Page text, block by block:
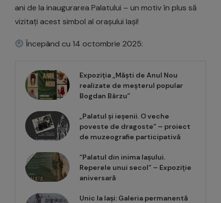
ani de la inaugurarea Palatului – un motiv în plus să
vizitați acest simbol al orașului Iași!
Începând cu 14 octombrie 2025:
Expoziția „Măști de Anul Nou
realizate de meșterul popular
Bogdan Bârzu”
„Palatul și ieșenii. O veche
poveste de dragoste” – proiect
de muzeografie participativă
“Palatul din inima Iașului.
Reperele unui secol” – Expoziție
aniversară
Unic la Iași: Galeria permanentă